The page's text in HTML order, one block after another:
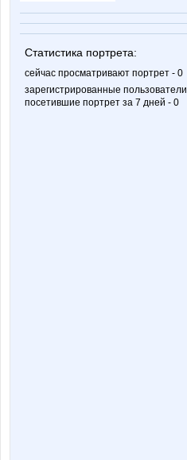
Статистика портрета:
сейчас просматривают портрет - 0
зарегистрированные пользователи
посетившие портрет за 7 дней - 0